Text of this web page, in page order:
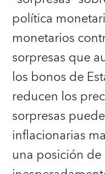
política
monetarios
sorpresas que
los bonos de
reducen los
sorpresas
inflacionarias
una posición